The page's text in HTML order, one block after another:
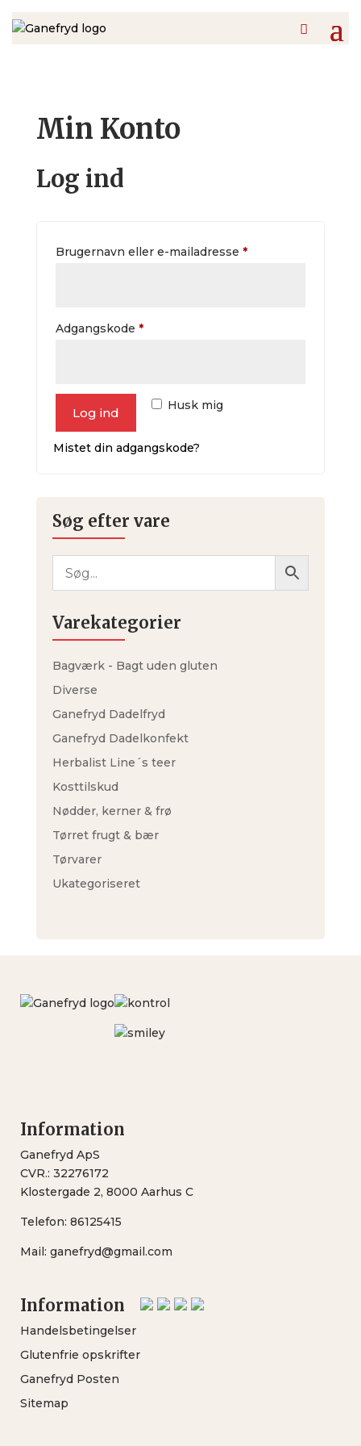
Min Konto
Log ind
Brugernavn eller e-mailadresse *Påkrævet
Adgangskode *Påkrævet
Husk mig
Log ind
Mistet din adgangskode?
Søg efter vare
Varekategorier
Bagværk - Bagt uden gluten
Diverse
Ganefryd Dadelfryd
Ganefryd Dadelkonfekt
Herbalist Line´s teer
Kosttilskud
Nødder, kerner & frø
Tørret frugt & bær
Tørvarer
Ukategoriseret
Information
Ganefryd ApS
CVR.: 32276172
Klostergade 2, 8000 Aarhus C
Telefon: 86125415
Mail: ganefryd@gmail.com
Information
Handelsbetingelser
Glutenfrie opskrifter
Ganefryd Posten
Sitemap